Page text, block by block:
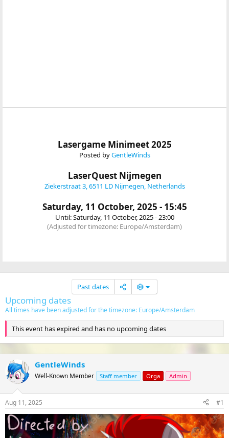
Lasergame Minimeet 2025
Posted byGentleWinds
LaserQuest Nijmegen
Ziekerstraat 3, 6511 LD Nijmegen, Netherlands
Saturday, 11 October, 2025 - 15:45
Until: Saturday, 11 October, 2025 - 23:00
(Adjusted for timezone: Europe/Amsterdam)
Past dates
Upcoming dates
All times have been adjusted for the timezone: Europe/Amsterdam
This event has expired and has no upcoming dates
GentleWinds
Well-Known Member Staff member Orga Admin
Aug 11, 2025 #1